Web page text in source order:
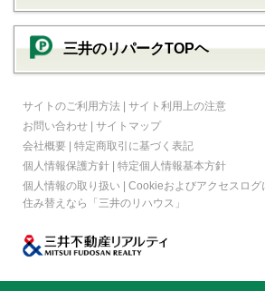
三井のリパークTOPヘ
サイトのご利用方法 | サイト利用上の注意
お問い合わせ | サイトマップ
会社概要 | 特定商取引に基づく表記
個人情報保護方針 | 特定個人情報基本方針
個人情報の取り扱い | Cookieおよびアクセスログ
住み替えなら
「三井のリハウス」